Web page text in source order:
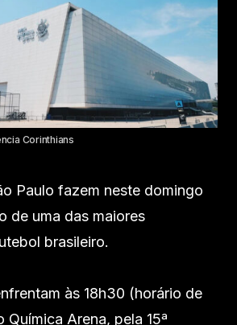
Corinthians
Paulo fazem neste domingo
de uma das maiores
brasileiro.
às 18h30 (horário de
Química Arena, pela 15ª